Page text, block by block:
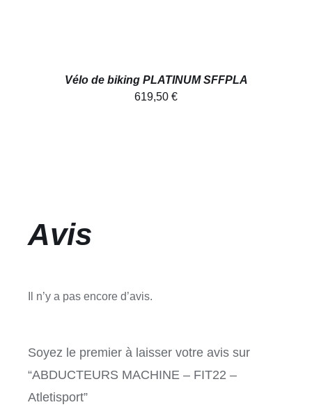
Vélo de biking PLATINUM SFFPLA
619,50 €
Avis
Il n’y a pas encore d’avis.
Soyez le premier à laisser votre avis sur
“ABDUCTEURS MACHINE – FIT22 –
Atletisport”